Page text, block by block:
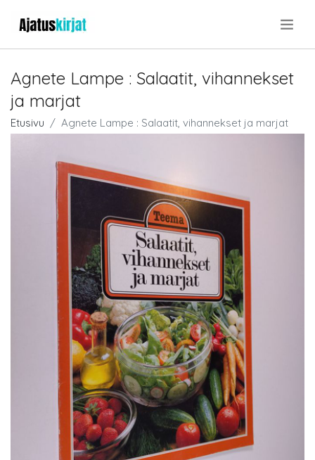
Agnete Lampe : Salaatit, vihannekset
ja marjat
Etusivu Agnete Lampe : Salaatit, vihannekset ja marjat